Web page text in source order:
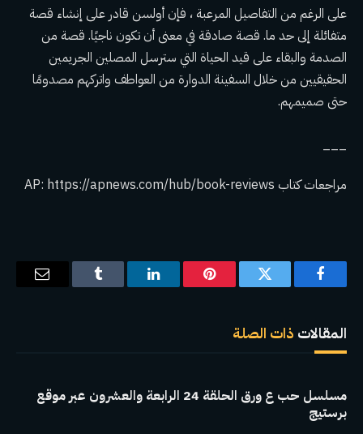
على الرغم من التفاصيل المرعبة ، فإن أولسن قادر على إنشاء قصة
متفائلة إلى حد ما. قصة صادقة في معنى أن تكون ناجيًا. قصة من
الصدمة والبقاء على قيد الحياة التي سترسل المصلين الجريمين
الحقيقيين من خلال السفينة الدوارة من العواطف واتركهم مصدومًا
حتى صميمهم.
مراجعات كتاب AP: https://apnews.com/hub/book-reviews
فيسبوك تويتر بينتيريستلينكدإن Tumblr
البريد
المقالات ذات الصلة
مسلسل حب ع ورق الحلقة 24 الرابعة والعشرون عبر موقع
برستيج